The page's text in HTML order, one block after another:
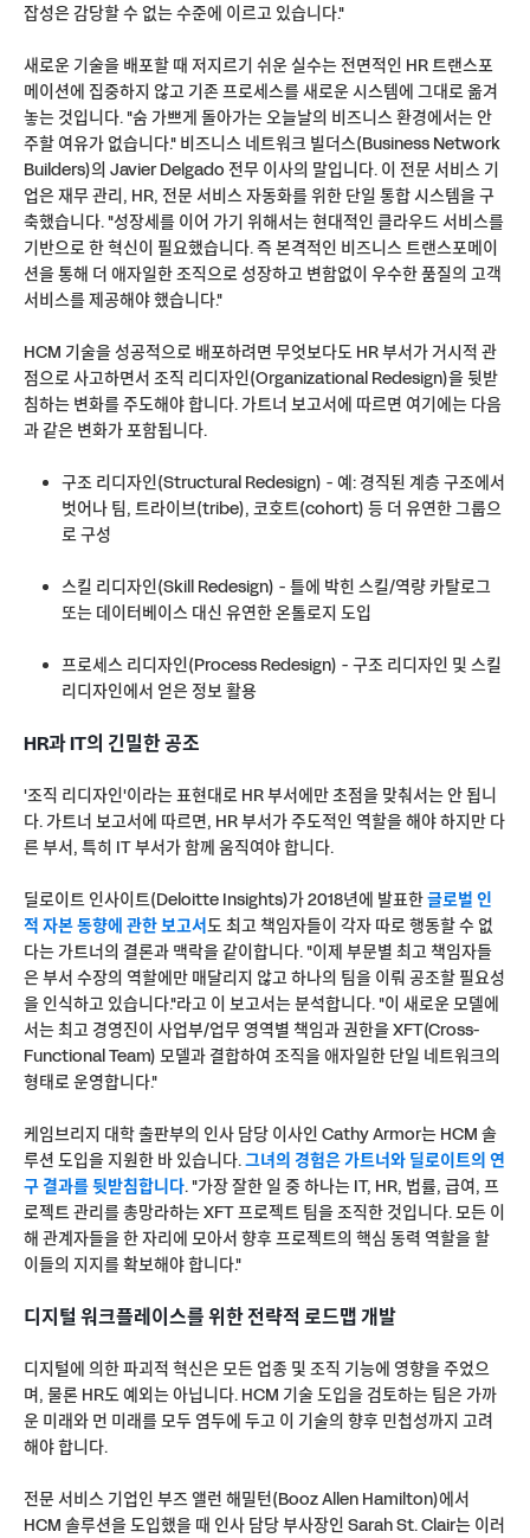
잡성은 감당할 수 없는 수준에 이르고 있습니다."
새로운 기술을 배포할 때 저지르기 쉬운 실수는 전면적인 HR 트랜스포
메이션에 집중하지 않고 기존 프로세스를 새로운 시스템에 그대로 옮겨
놓는 것입니다. "숨 가쁘게 돌아가는 오늘날의 비즈니스 환경에서는 안
주할 여유가 없습니다." 비즈니스 네트워크 빌더스(Business Network
Builders)의 Javier Delgado 전무 이사의 말입니다. 이 전문 서비스 기
업은 재무 관리, HR, 전문 서비스 자동화를 위한 단일 통합 시스템을 구
축했습니다. "성장세를 이어 가기 위해서는 현대적인 클라우드 서비스를
기반으로 한 혁신이 필요했습니다. 즉 본격적인 비즈니스 트랜스포메이
션을 통해 더 애자일한 조직으로 성장하고 변함없이 우수한 품질의 고객
서비스를 제공해야 했습니다."
HCM 기술을 성공적으로 배포하려면 무엇보다도 HR 부서가 거시적 관
점으로 사고하면서 조직 리디자인(Organizational Redesign)을 뒷받
침하는 변화를 주도해야 합니다. 가트너 보고서에 따르면 여기에는 다음
과 같은 변화가 포함됩니다.
구조 리디자인(Structural Redesign) - 예: 경직된 계층 구조에서
벗어나 팀, 트라이브(tribe), 코호트(cohort) 등 더 유연한 그룹으
로 구성
스킬 리디자인(Skill Redesign) - 틀에 박힌 스킬/역량 카탈로그
또는 데이터베이스 대신 유연한 온톨로지 도입
프로세스 리디자인(Process Redesign) - 구조 리디자인 및 스킬
리디자인에서 얻은 정보 활용
HR과 IT의 긴밀한 공조
'조직 리디자인'이라는 표현대로 HR 부서에만 초점을 맞춰서는 안 됩니
다. 가트너 보고서에 따르면, HR 부서가 주도적인 역할을 해야 하지만 다
른 부서, 특히 IT 부서가 함께 움직여야 합니다.
딜로이트 인사이트(Deloitte Insights)가 2018년에 발표한글로벌 인
적 자본 동향에 관한 보고서도 최고 책임자들이 각자 따로 행동할 수 없
다는 가트너의 결론과 맥락을 같이합니다. "이제 부문별 최고 책임자들
은 부서 수장의 역할에만 매달리지 않고 하나의 팀을 이뤄 공조할 필요성
을 인식하고 있습니다."라고 이 보고서는 분석합니다. "이 새로운 모델에
서는 최고 경영진이 사업부/업무 영역별 책임과 권한을 XFT(Cross-
Functional Team) 모델과 결합하여 조직을 애자일한 단일 네트워크의
형태로 운영합니다."
케임브리지 대학 출판부의 인사 담당 이사인 Cathy Armor는 HCM 솔
루션 도입을 지원한 바 있습니다.그녀의 경험은 가트너와 딜로이트의 연
구 결과를 뒷받침합니다. "가장 잘한 일 중 하나는 IT, HR, 법률, 급여, 프
로젝트 관리를 총망라하는 XFT 프로젝트 팀을 조직한 것입니다. 모든 이
해 관계자들을 한 자리에 모아서 향후 프로젝트의 핵심 동력 역할을 할
이들의 지지를 확보해야 합니다."
디지털 워크플레이스를 위한 전략적 로드맵 개발
디지털에 의한 파괴적 혁신은 모든 업종 및 조직 기능에 영향을 주었으
며, 물론 HR도 예외는 아닙니다. HCM 기술 도입을 검토하는 팀은 가까
운 미래와 먼 미래를 모두 염두에 두고 이 기술의 향후 민첩성까지 고려
해야 합니다.
전문 서비스 기업인 부즈 앨런 해밀턴(Booz Allen Hamilton)에서
HCM 솔루션을 도입했을 때 인사 담당 부사장인 Sarah St. Clair는 이러